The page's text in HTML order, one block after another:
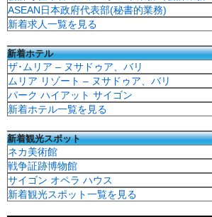
ASEAN日本政府代表部(秘書的業務)
新着求人一覧を見る
新着ホテル
ザ･ムリア – ヌサドゥア、バリ
ムリア リゾート – ヌサドゥア、バリ
パーク ハイアット サイゴン
新着ホテル一覧を見る
新着観光スポット
ネカ美術館
戦争証跡博物館
サイゴン オペラ ハウス
新着観光スポット一覧を見る